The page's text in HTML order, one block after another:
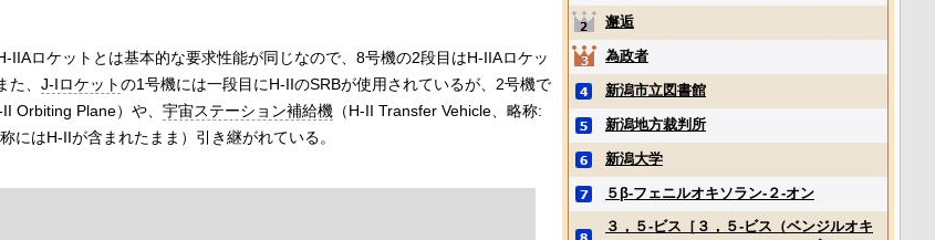
IIAロケットとは基本的な要求性能が同じなので、8号機の2段目はH-IIAロケッ
、 J-Iロケットの1号機には一段目にH-IIのSRBが使用されているが、2号機で
Orbiting Plane）や、 宇宙ステーション補給機（H-II Transfer Vehicle、略称:
にはH-IIが含まれたまま）引き継がれている。
邂逅
為政者
新潟市立図書館
新潟地方裁判所
新潟大学
５β‐フェニルオキソラン‐２‐オン
３，５‐ビス［３，５‐ビス（ベンジルオキ